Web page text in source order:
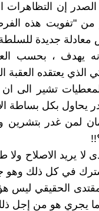
إن التظاهرات
من "تفويت هذه
جديدة
يهدف ، بحسب
الذي يعتقده
تشير الى
يحاول بكل بساطة
لمن غدر
لا يريد الاصلاح ولا
في كل ذلك وهو
الحقيقي ليس
يجري هو من إجل